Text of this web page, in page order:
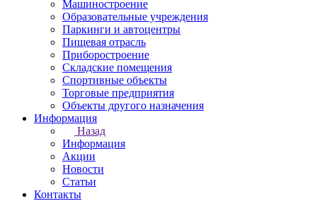
Машиностроение
Образовательные учреждения
Паркинги и автоцентры
Пищевая отрасль
Приборостроение
Складские помещения
Спортивные объекты
Торговые предприятия
Объекты другого назначения
Информация
Назад
Информация
Акции
Новости
Статьи
Контакты